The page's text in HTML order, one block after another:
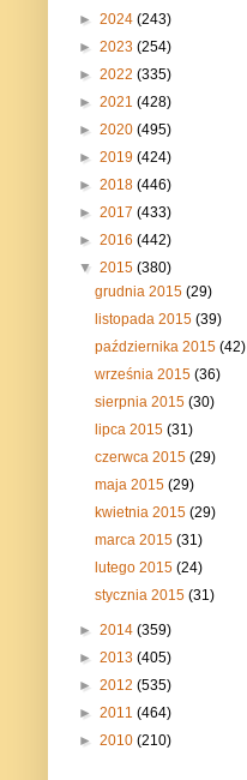
► 2024 (243)
► 2023 (254)
► 2022 (335)
► 2021 (428)
► 2020 (495)
► 2019 (424)
► 2018 (446)
► 2017 (433)
► 2016 (442)
▼ 2015 (380)
grudnia 2015(29)
listopada 2015(39)
października 2015(42)
września 2015(36)
sierpnia 2015(30)
lipca 2015(31)
czerwca 2015(29)
maja 2015(29)
kwietnia 2015(29)
marca 2015(31)
lutego 2015(24)
stycznia 2015(31)
► 2014 (359)
► 2013 (405)
► 2012 (535)
► 2011 (464)
► 2010 (210)